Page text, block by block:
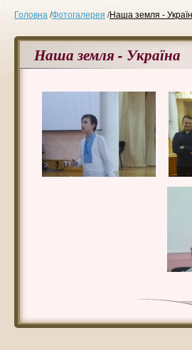
Головна /Фотогалерея /Наша земля -
Наша земля - Україна